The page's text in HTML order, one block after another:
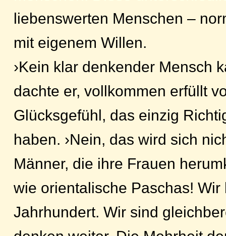
liebenswerten Menschen –
mit eigenem Willen.
›Kein klar denkender Mensch
dachte er, vollkommen erfüllt
Glücksgefühl, das einzig
haben. ›Nein, das wird sich
Männer, die ihre Frauen
wie orientalische Paschas! Wir
Jahrhundert. Wir sind